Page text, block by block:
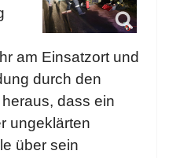
am Einsatzort und
durch den
dass ein
ungeklärten
über sein